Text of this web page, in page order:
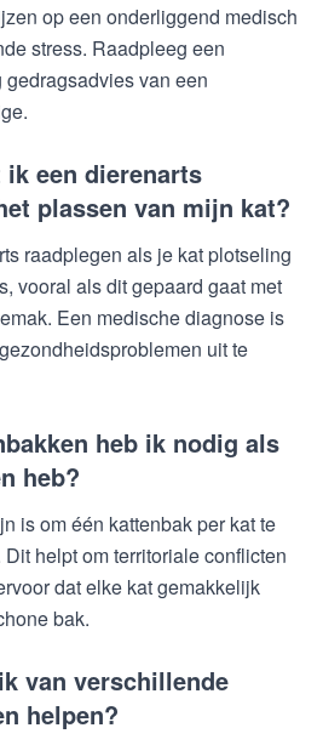
op een onderliggend medisch
stress. Raadpleeg een
van een
ik een dierenarts
plassen van mijn kat?
raadplegen als je kat plotseling
vooral als dit gepaard gaat met
Een medische diagnose is
uit te
heb ik nodig als
heb?
is om één kattenbak per kat te
helpt om territoriale conflicten
dat elke kat gemakkelijk
bak.
van verschillende
helpen?